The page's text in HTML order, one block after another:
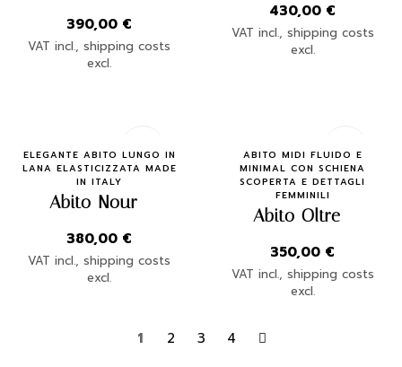
390,00 €
VAT incl., shipping costs
excl.
430,00 €
VAT incl., shipping costs
excl.
Quick Buy
ELEGANTE ABITO LUNGO IN
LANA ELASTICIZZATA MADE
IN ITALY
Abito Nour
380,00 €
VAT incl., shipping costs
excl.
Quick Buy
ABITO MIDI FLUIDO E
MINIMAL CON SCHIENA
SCOPERTA E DETTAGLI
FEMMINILI
Abito Oltre
350,00 €
VAT incl., shipping costs
excl.
1 2 3 4